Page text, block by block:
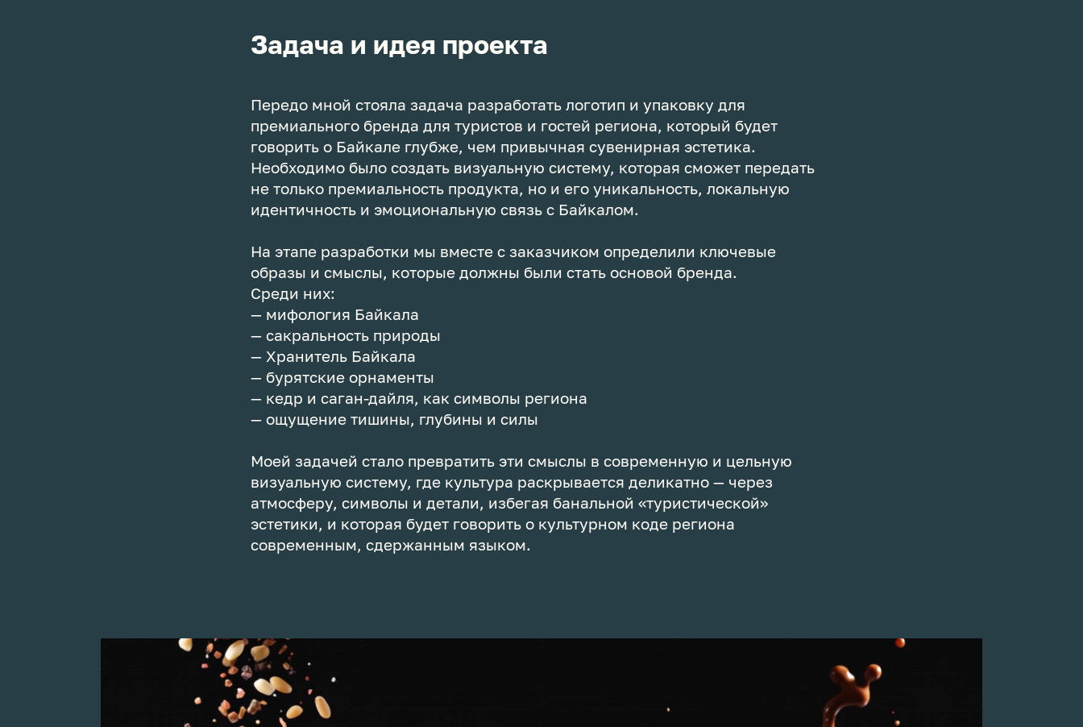
Задача и идея проекта
Передо мной стояла задача разработать логотип и упаковку для
премиального бренда для туристов и гостей региона, который будет
говорить о Байкале глубже, чем привычная сувенирная эстетика.
Необходимо было создать визуальную систему, которая сможет передать
не только премиальность продукта, но и его уникальность, локальную
идентичность и эмоциональную связь с Байкалом.
На этапе разработки мы вместе с заказчиком определили ключевые
образы и смыслы, которые должны были стать основой бренда.
Среди них:
— мифология Байкала
— сакральность природы
— Хранитель Байкала
— бурятские орнаменты
— кедр и саган-дайля, как символы региона
— ощущение тишины, глубины и силы
Моей задачей стало превратить эти смыслы в современную и цельную
визуальную систему, где культура раскрывается деликатно — через
атмосферу, символы и детали, избегая банальной «туристической»
эстетики, и которая будет говорить о культурном коде региона
современным, сдержанным языком.